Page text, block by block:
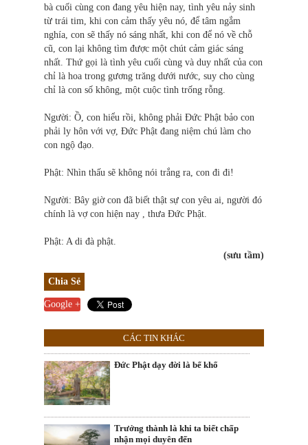
bà cuối cùng con đang yêu hiện nay, tình yêu nảy sinh
từ trái tim, khi con cảm thấy yêu nó, để tâm ngắm
nghía, con sẽ thấy nó sáng nhất, khi con để nó về chỗ
cũ, con lại không tìm được một chút cảm giác sáng
nhất. Thứ gọi là tình yêu cuối cùng và duy nhất của con
chỉ là hoa trong gương trăng dưới nước, suy cho cùng
chỉ là con số không, một cuộc tình trống rỗng.
Người: Ồ, con hiểu rồi, không phải Ðức Phật bảo con
phải ly hôn với vợ, Ðức Phật đang niệm chú làm cho
con ngộ đạo.
Phật: Nhìn thấu sẽ không nói trắng ra, con đi đi!
Người: Bây giờ con đã biết thật sự con yêu ai, người đó
chính là vợ con hiện nay , thưa Ðức Phật.
Phật: A di đà phật.
(sưu tầm)
Chia Sẻ
Google +
CÁC TIN KHÁC
Đức Phật dạy đời là bể khổ
Trưởng thành là khi ta biết chấp
nhận mọi duyên đến